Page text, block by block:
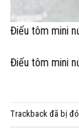
Điếu tôm mini
Điếu tôm mini
Trackback đã bị